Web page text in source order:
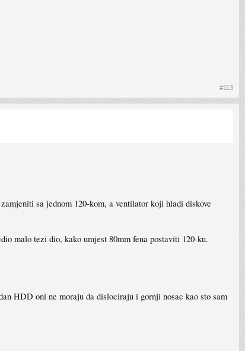
#113
sa jednom 120-kom, a ventilator koji hladi diskove
malo tezi dio, kako umjest 80mm fena postaviti 120-ku.
HDD oni ne moraju da dislociraju i gornji nosac kao sto sam